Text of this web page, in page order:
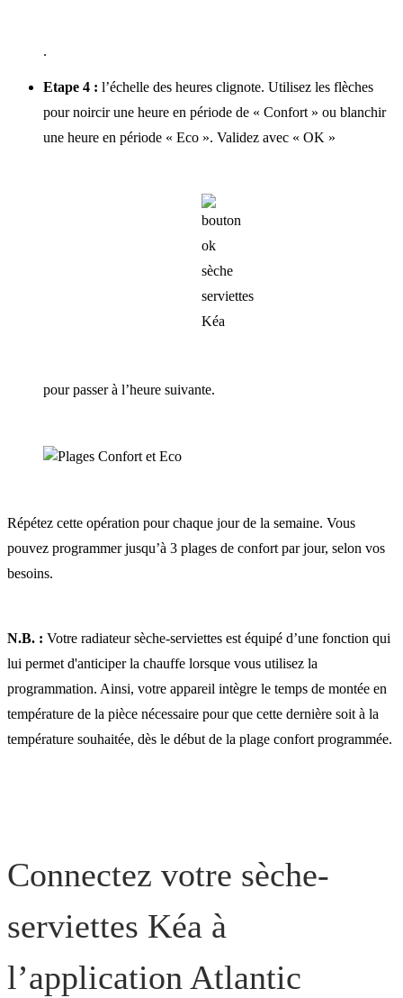
.
Etape 4 : l’échelle des heures clignote. Utilisez les flèches
pour noircir une heure en période de « Confort » ou blanchir
une heure en période « Eco ». Validez avec « OK »
pour passer à l’heure suivante.
Répétez cette opération pour chaque jour de la semaine. Vous
pouvez programmer jusqu’à 3 plages de confort par jour, selon vos
besoins.
N.B. : Votre radiateur sèche-serviettes est équipé d’une fonction qui
lui permet d'anticiper la chauffe lorsque vous utilisez la
programmation. Ainsi, votre appareil intègre le temps de montée en
température de la pièce nécessaire pour que cette dernière soit à la
température souhaitée, dès le début de la plage confort programmée.
Connectez votre sèche-
serviettes Kéa à
l’application Atlantic